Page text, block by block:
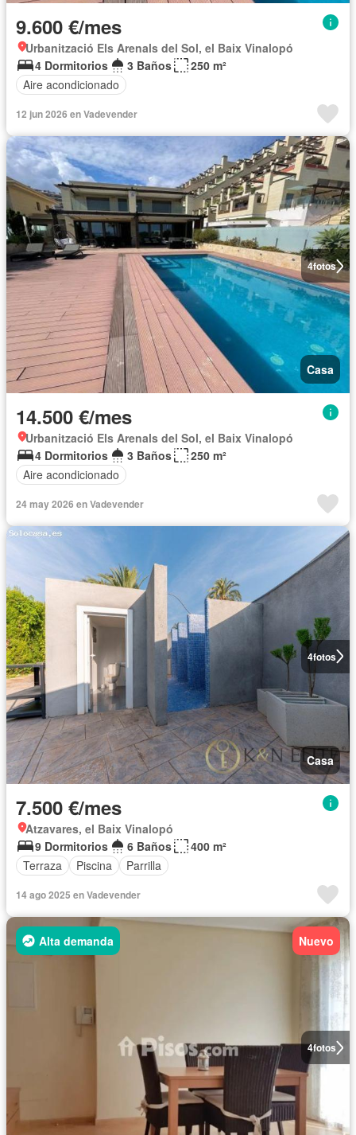
9.600 €/mes
Urbanització Els Arenals del Sol, el Baix Vinalopó
4 Dormitorios
3 Baños
250 m²
Aire acondicionado
12 jun 2026 en Vadevender
4fotos
Casa
14.500 €/mes
Urbanització Els Arenals del Sol, el Baix Vinalopó
4 Dormitorios
3 Baños
250 m²
Aire acondicionado
24 may 2026 en Vadevender
4fotos
Casa
7.500 €/mes
Atzavares, el Baix Vinalopó
9 Dormitorios
6 Baños
400 m²
Terraza
Piscina Parrilla
14 ago 2025 en Vadevender
4fotos
Alta demanda Nuevo